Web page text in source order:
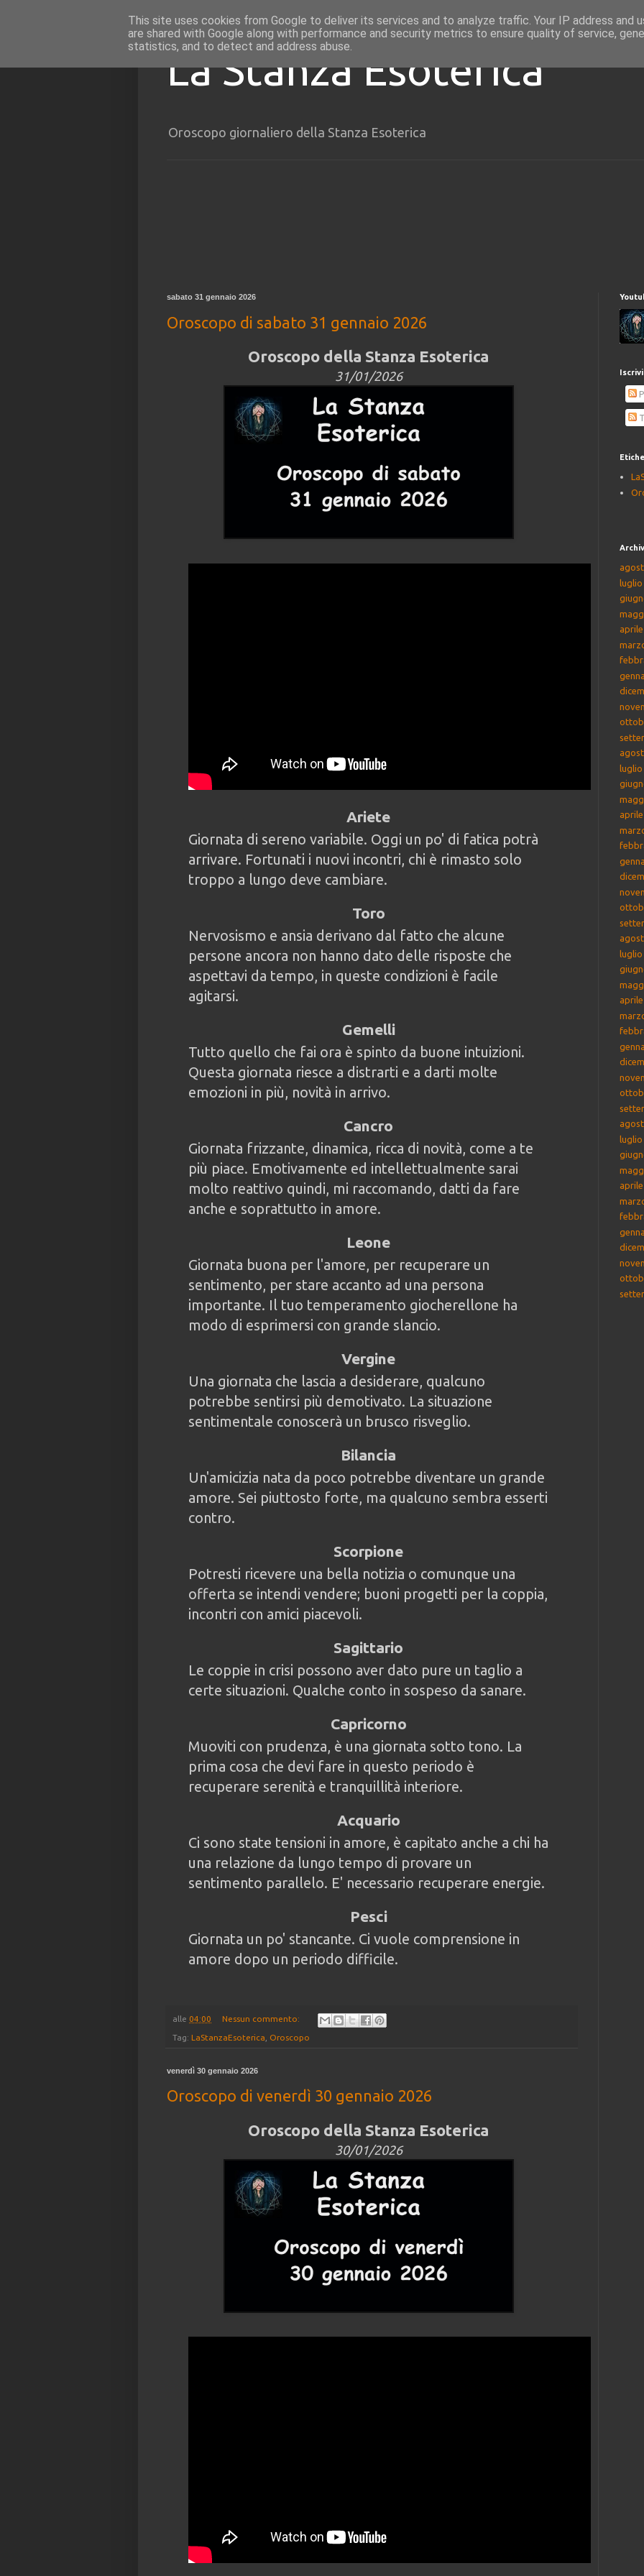
La Stanza Esoterica
Oroscopo giornaliero della Stanza Esoterica
sabato 31 gennaio 2026
Oroscopo di sabato 31 gennaio 2026
Oroscopo della Stanza Esoterica
31/01/2026
Ariete
Giornata di sereno variabile. Oggi un po' di fatica potrà
arrivare. Fortunati i nuovi incontri, chi è rimasto solo
troppo a lungo deve cambiare.
Toro
Nervosismo e ansia derivano dal fatto che alcune
persone ancora non hanno dato delle risposte che
aspettavi da tempo, in queste condizioni è facile
agitarsi.
Gemelli
Tutto quello che fai ora è spinto da buone intuizioni.
Questa giornata riesce a distrarti e a darti molte
emozioni in più, novità in arrivo.
Cancro
Giornata frizzante, dinamica, ricca di novità, come a te
più piace. Emotivamente ed intellettualmente sarai
molto reattivo quindi, mi raccomando, datti da fare
anche e soprattutto in amore.
Leone
Giornata buona per l'amore, per recuperare un
sentimento, per stare accanto ad una persona
importante. Il tuo temperamento giocherellone ha
modo di esprimersi con grande slancio.
Vergine
Una giornata che lascia a desiderare, qualcuno
potrebbe sentirsi più demotivato. La situazione
sentimentale conoscerà un brusco risveglio.
Bilancia
Un'amicizia nata da poco potrebbe diventare un grande
amore. Sei piuttosto forte, ma qualcuno sembra esserti
contro.
Scorpione
Potresti ricevere una bella notizia o comunque una
offerta se intendi vendere; buoni progetti per la coppia,
incontri con amici piacevoli.
Sagittario
Le coppie in crisi possono aver dato pure un taglio a
certe situazioni. Qualche conto in sospeso da sanare.
Capricorno
Muoviti con prudenza, è una giornata sotto tono. La
prima cosa che devi fare in questo periodo è
recuperare serenità e tranquillità interiore.
Acquario
Ci sono state tensioni in amore, è capitato anche a chi ha
una relazione da lungo tempo di provare un
sentimento parallelo. E' necessario recuperare energie.
Pesci
Giornata un po' stancante. Ci vuole comprensione in
amore dopo un periodo difficile.
alle 04:00
Nessun commento:
Tag: LaStanzaEsoterica Oroscopo
venerdì 30 gennaio 2026
Oroscopo di venerdì 30 gennaio 2026
Oroscopo della Stanza Esoterica
30/01/2026
luglio
luglio
luglio
luglio
This site uses cookies from Google to deliver its services and to analyze traffic. Your IP address and
are shared with Google along with performance and security metrics to ensure quality of service,
statistics, and to detect and address abuse.